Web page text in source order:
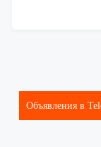
Объявления в